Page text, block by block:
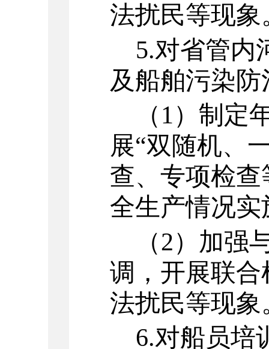
法扰民等现象
5.对省管内
及船舶污染
（1） 制定
展“双随机、
查、专项检
全生产情况
（2） 加强
调，开展联
法扰民等现象
6.对船员培